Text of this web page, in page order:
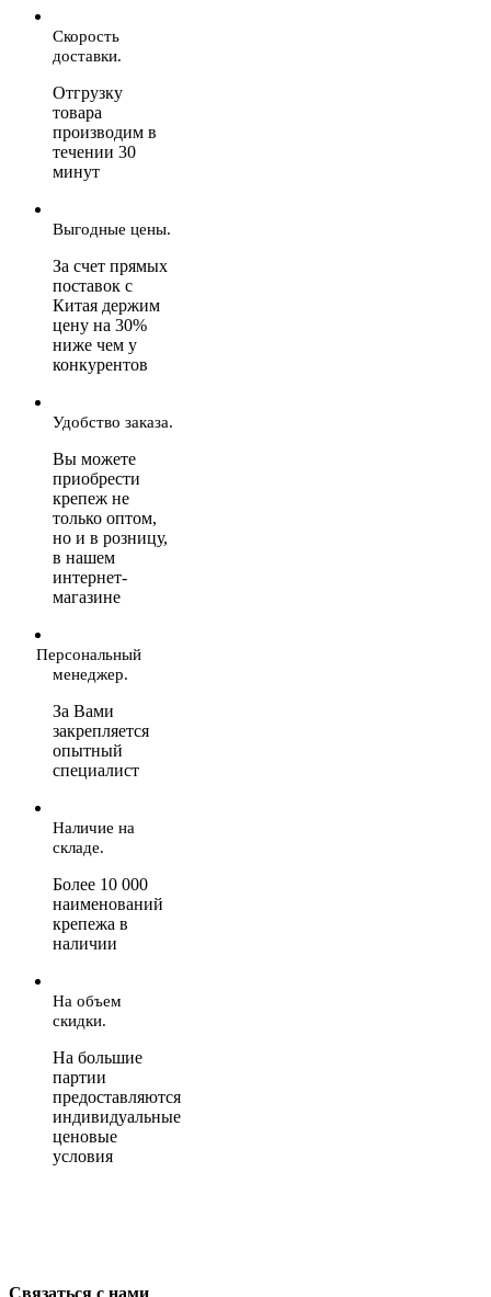
Скорость
доставки.
Отгрузку
товара
производим в
течении 30
минут
Выгодные цены.
За счет прямых
поставок с
Китая держим
цену на 30%
ниже чем у
конкурентов
Удобство заказа.
Вы можете
приобрести
крепеж не
только оптом,
но и в розницу,
в нашем
интернет-
магазине
Персональный
менеджер.
За Вами
закрепляется
опытный
специалист
Наличие на
складе.
Более 10 000
наименований
крепежа в
наличии
На объем
скидки.
На большие
партии
предоставляются
индивидуальные
ценовые
условия
Связаться с нами